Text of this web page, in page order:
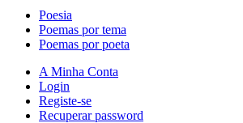
Poesia
Poemas por tema
Poemas por poeta
A Minha Conta
Login
Registe-se
Recuperar password